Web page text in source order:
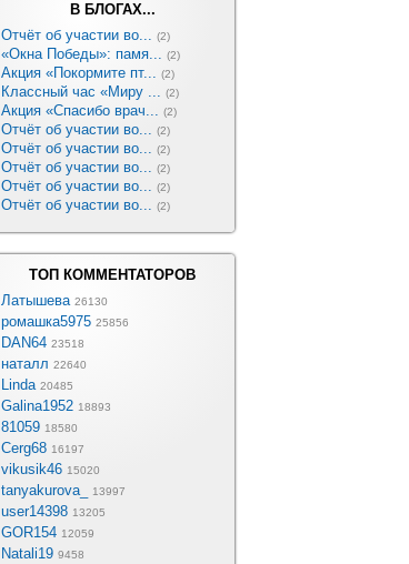
В БЛОГАХ...
Отчёт об участии во... (2)
«Окна Победы»: памя... (2)
Акция «Покормите пт... (2)
Классный час «Миру ... (2)
Акция «Спасибо врач... (2)
Отчёт об участии во... (2)
Отчёт об участии во... (2)
Отчёт об участии во... (2)
Отчёт об участии во... (2)
Отчёт об участии во... (2)
ТОП КОММЕНТАТОРОВ
Латышева 26130
ромашка5975 25856
DAN64 23518
наталл 22640
Linda 20485
Galina1952 18893
81059 18580
Cerg68 16197
vikusik46 15020
tanyakurova_ 13997
user14398 13205
GOR154 12059
Natali19 9458